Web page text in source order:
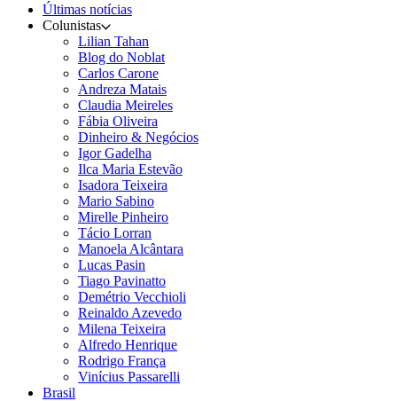
Últimas notícias
Colunistas
Lilian Tahan
Blog do Noblat
Carlos Carone
Andreza Matais
Claudia Meireles
Fábia Oliveira
Dinheiro & Negócios
Igor Gadelha
Ilca Maria Estevão
Isadora Teixeira
Mario Sabino
Mirelle Pinheiro
Tácio Lorran
Manoela Alcântara
Lucas Pasin
Tiago Pavinatto
Demétrio Vecchioli
Reinaldo Azevedo
Milena Teixeira
Alfredo Henrique
Rodrigo França
Vinícius Passarelli
Brasil